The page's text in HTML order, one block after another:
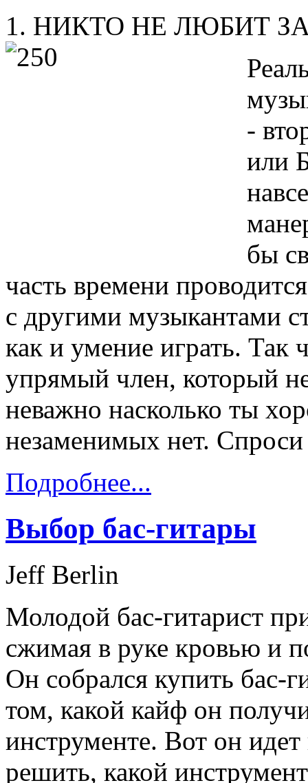
1. НИКТО НЕ ЛЮБИТ
-
или
бы
часть времени
с другими музыкантами
как и умение играть.
упрямый член, который
неважно насколько ты
незаменимых нет.
Подробнее...
Выбор бас-гитары
Jeff Berlin
Молодой бас-гитарист
сжимая в руке кровью и
Он собрался купить бас-
том, какой кайф он
инструменте. Вот он
решить, какой